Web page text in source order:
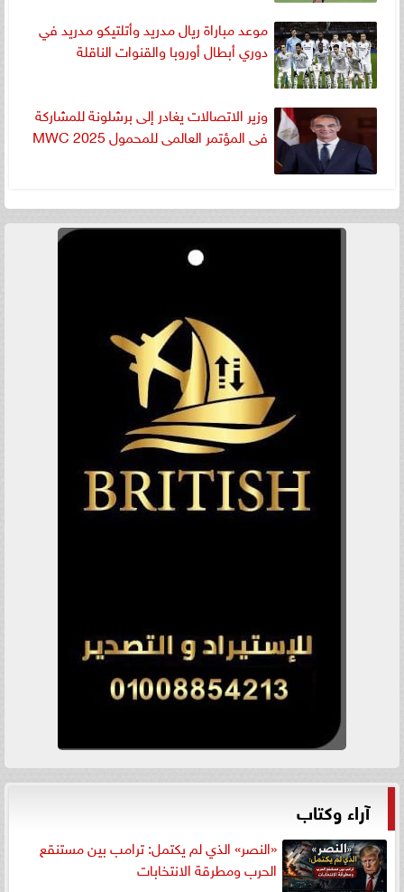
موعد مباراة ريال مدريد وأتلتيكو مدريد في
دوري أبطال أوروبا والقنوات الناقلة
وزير الاتصالات يغادر إلى برشلونة للمشاركة
فى المؤتمر العالمى للمحمول MWC 2025
آراء وكتاب
«النصر» الذي لم يكتمل: ترامب بين مستنقع
الحرب ومطرقة الانتخابات